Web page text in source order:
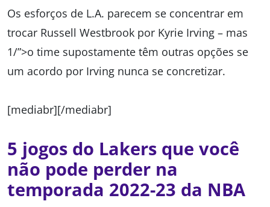
Os esforços de L.A. parecem se concentrar em
trocar Russell Westbrook por Kyrie Irving – mas
1/”>o time supostamente têm outras opções se
um acordo por Irving nunca se concretizar.
[mediabr][/mediabr]
5 jogos do Lakers que você
não pode perder na
temporada 2022-23 da NBA